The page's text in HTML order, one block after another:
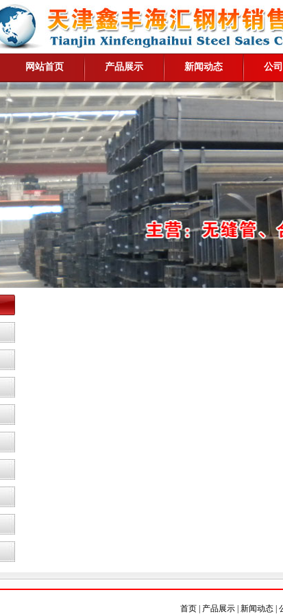
网站首页 产品展示 新闻动态 公
首页 产品展示 新闻动态